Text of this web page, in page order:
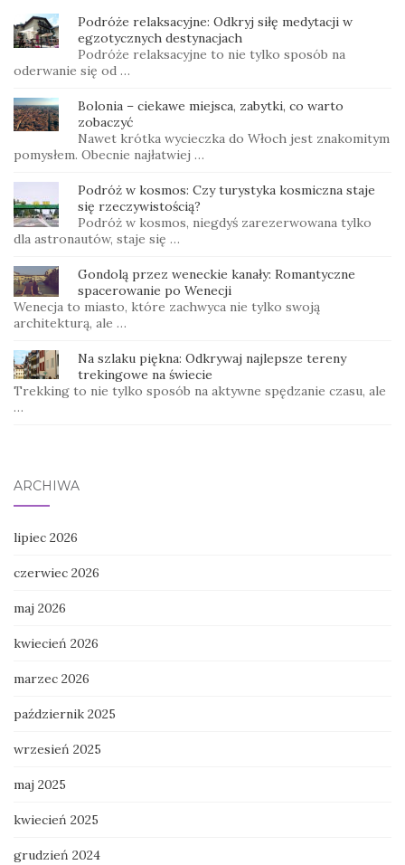
Podróże relaksacyjne: Odkryj siłę medytacji w
egzotycznych destynacjach
Podróże relaksacyjne to nie tylko sposób na
oderwanie się od …
Bolonia – ciekawe miejsca, zabytki, co warto
zobaczyć
Nawet krótka wycieczka do Włoch jest znakomitym
pomysłem. Obecnie najłatwiej …
Podróż w kosmos: Czy ​​turystyka kosmiczna staje
się rzeczywistością?
Podróż w kosmos, niegdyś zarezerwowana tylko
dla astronautów, staje się …
Gondolą przez weneckie kanały: Romantyczne
spacerowanie po Wenecji
Wenecja to miasto, które zachwyca nie tylko swoją
architekturą, ale …
Na szlaku piękna: Odkrywaj najlepsze tereny
trekingowe na świecie
Trekking to nie tylko sposób na aktywne spędzanie czasu, ale
…
ARCHIWA
lipiec 2026
czerwiec 2026
maj 2026
kwiecień 2026
marzec 2026
październik 2025
wrzesień 2025
maj 2025
kwiecień 2025
grudzień 2024